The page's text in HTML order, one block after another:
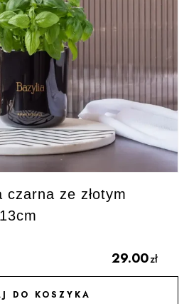
czarna ze złotym
29.00zł
DO KOSZYKA
DO ULUBIONYCH